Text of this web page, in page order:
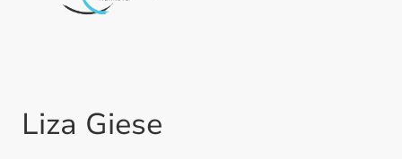
Liza Giese